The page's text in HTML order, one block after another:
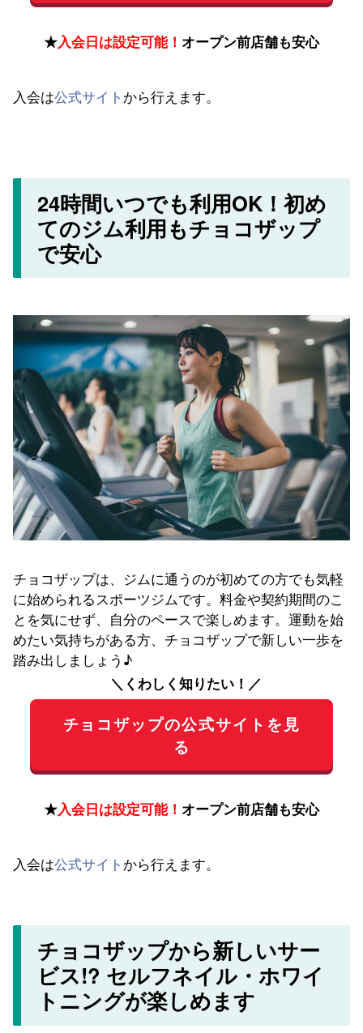
★入会日は設定可能！ オープン前店舗も安心
入会は公式サイト から行えます。
24時間いつでも利用OK！初め
てのジム利用もチョコザップ
で安心
チョコザップは、ジムに通うのが初めての方でも気軽
に始められるスポーツジムです。料金や契約期間のこ
とを気にせず、自分のペースで楽しめます。運動を始
めたい気持ちがある方、チョコザップで新しい一歩を
踏み出しましょう♪
＼くわしく知りたい！／
チョコザップの公式サイトを見
る
★入会日は設定可能！ オープン前店舗も安心
入会は公式サイト から行えます。
チョコザップから新しいサー
ビス!? セルフネイル・ホワイ
トニングが楽しめます